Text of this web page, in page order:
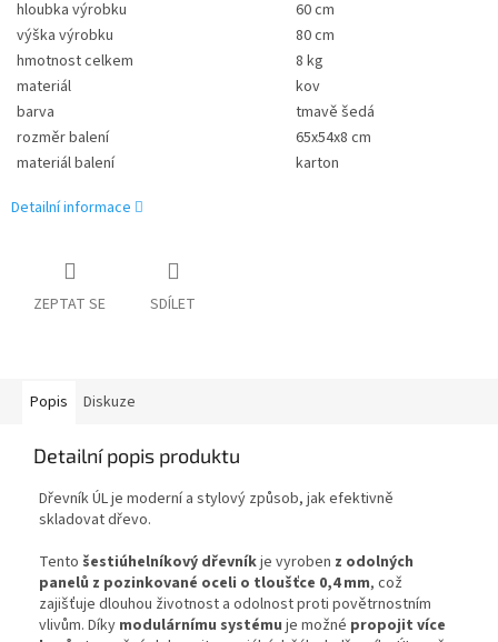
hloubka výrobku
60 cm
výška výrobku
80 cm
hmotnost celkem
8 kg
materiál
kov
barva
tmavě šedá
rozměr balení
65x54x8 cm
materiál balení
karton
Detailní informace
ZEPTAT SE SDÍLET
Popis Diskuze
Detailní popis produktu
Dřevník ÚL je moderní a stylový způsob, jak efektivně
skladovat dřevo.
Tento šestiúhelníkový dřevníkje vyroben z odolných
panelů z pozinkované oceli o tloušťce 0,4 mm, což
zajišťuje dlouhou životnost a odolnost proti povětrnostním
vlivům. Díky modulárnímu systému je možné propojit více